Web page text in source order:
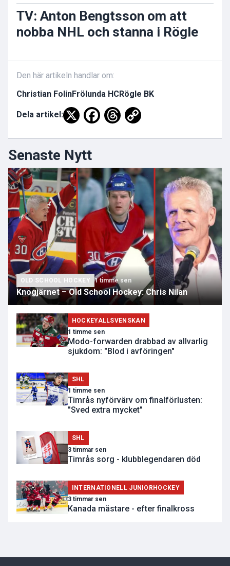
TV: Anton Bengtsson om att
nobba NHL och stanna i Rögle
Den här artikeln handlar om:
Christian FolinFrölunda HCRögle BK
Dela artikel:
Senaste Nytt
OLD SCHOOL HOCKEY 1 timme sen
Knogjärnet – Old School Hockey: Chris Nilan
HOCKEYALLSVENSKAN
1 timme sen
Modo-forwarden drabbad av allvarlig
sjukdom: "Blod i avföringen"
SHL
1 timme sen
Timrås nyförvärv om finalförlusten:
"Sved extra mycket"
SHL
3 timmar sen
Timrås sorg - klubblegendaren död
INTERNATIONELL JUNIORHOCKEY
3 timmar sen
Kanada mästare - efter finalkross